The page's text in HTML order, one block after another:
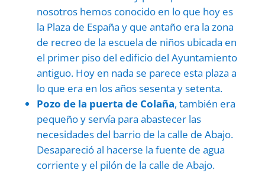
nosotros hemos conocido en lo que hoy es
la Plaza de España y que antaño era la zona
de recreo de la escuela de niños ubicada en
el primer piso del edificio del Ayuntamiento
antiguo. Hoy en nada se parece esta plaza a
lo que era en los años sesenta y setenta.
Pozo de la puerta de Colaña, también era
pequeño y servía para abastecer las
necesidades del barrio de la calle de Abajo.
Desapareció al hacerse la fuente de agua
corriente y el pilón de la calle de Abajo.